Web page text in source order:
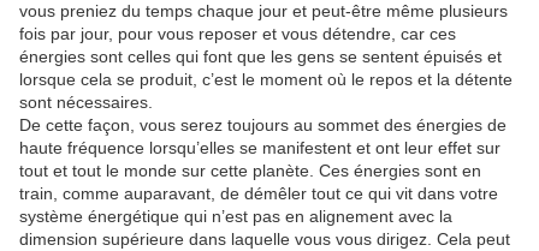
vous preniez du temps chaque jour et peut-être même plusieurs
fois par jour, pour vous reposer et vous détendre, car ces
énergies sont celles qui font que les gens se sentent épuisés et
lorsque cela se produit, c’est le moment où le repos et la détente
sont nécessaires.
De cette façon, vous serez toujours au sommet des énergies de
haute fréquence lorsqu’elles se manifestent et ont leur effet sur
tout et tout le monde sur cette planète. Ces énergies sont en
train, comme auparavant, de démêler tout ce qui vit dans votre
système énergétique qui n’est pas en alignement avec la
dimension supérieure dans laquelle vous vous dirigez. Cela peut